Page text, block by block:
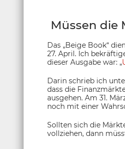
Müssen die
Das „Beige Book“
27. April. Ich
dieser Ausgabe war: „
Darin schrieb ich
dass die
ausgehen. Am 31.
noch mit einer
Sollten sich die
vollziehen, dann